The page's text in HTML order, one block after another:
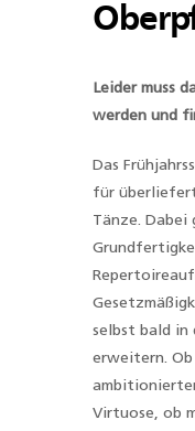
Leider muss
werden und
Das
für
Tänze. Dabei
selbst bald in
erweitern.
Virtuose, ob